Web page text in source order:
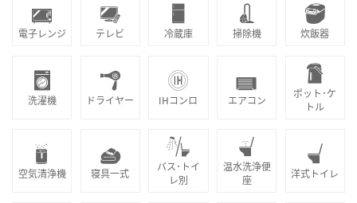
電子レンジ テレビ 冷蔵庫 掃除機 炊飯器
洗濯機 ドライヤー IHコンロ エアコン
ポット･ケ
トル
空気清浄機 寝具一式
バス･トイ
レ別
温水洗浄便
座
洋式トイレ